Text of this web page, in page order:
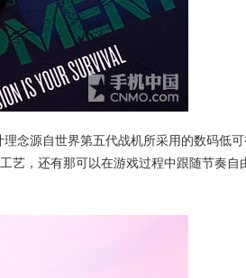
念源自世界第五代战机所采用的数码低
艺，还有那可以在游戏过程中跟随节奏自